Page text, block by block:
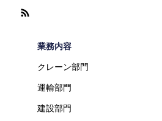
業務内容
クレーン部門
運輸部門
建設部門